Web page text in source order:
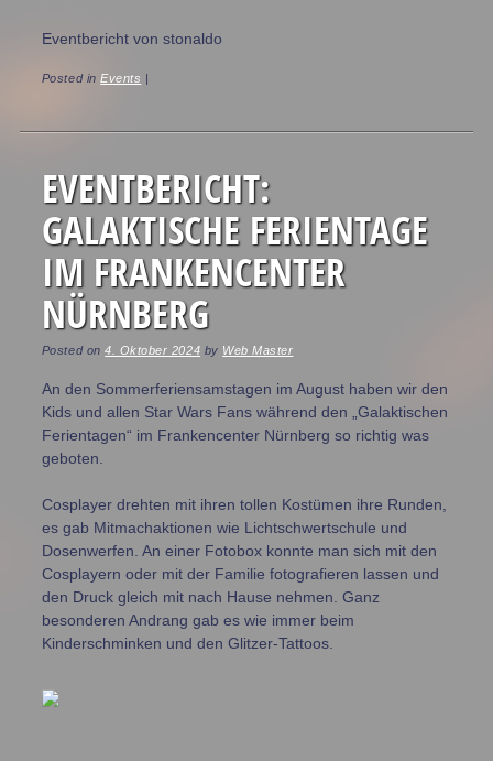
Eventbericht von stonaldo
Posted inEvents |
EVENTBERICHT:
GALAKTISCHE FERIENTAGE
IM FRANKENCENTER
NÜRNBERG
Posted on4. Oktober 2024 by Web Master
An den Sommerferiensamstagen im August haben wir den
Kids und allen Star Wars Fans während den „Galaktischen
Ferientagen“ im Frankencenter Nürnberg so richtig was
geboten.
Cosplayer drehten mit ihren tollen Kostümen ihre Runden,
es gab Mitmachaktionen wie Lichtschwertschule und
Dosenwerfen. An einer Fotobox konnte man sich mit den
Cosplayern oder mit der Familie fotografieren lassen und
den Druck gleich mit nach Hause nehmen. Ganz
besonderen Andrang gab es wie immer beim
Kinderschminken und den Glitzer-Tattoos.